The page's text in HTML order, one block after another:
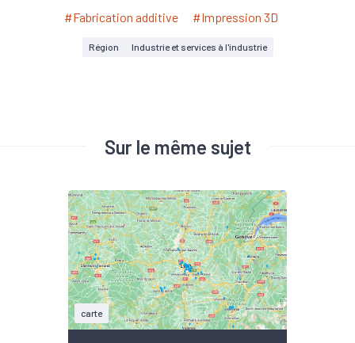
#Fabrication additive #Impression 3D
Région Industrie et services à l'industrie
Sur le même sujet
carte